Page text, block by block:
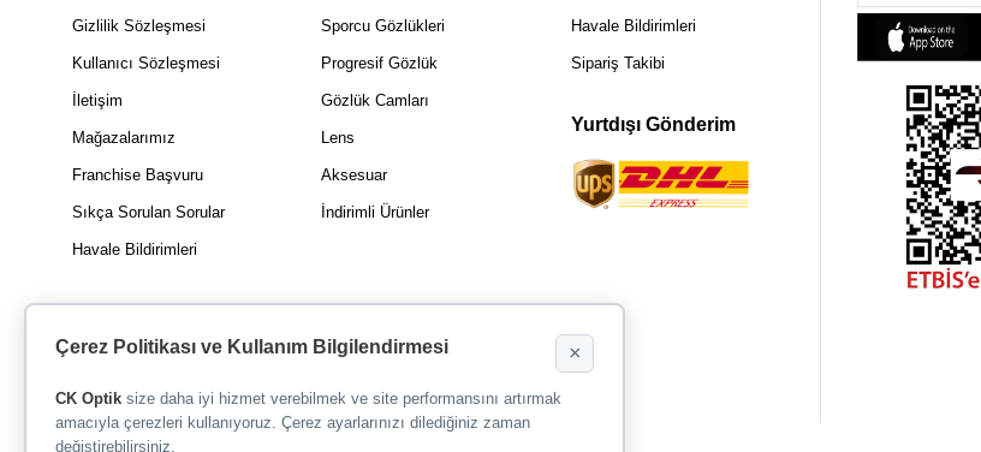
Gizlilik Sözleşmesi
Kullanıcı Sözleşmesi
İletişim
Mağazalarımız
Franchise Başvuru
Sıkça Sorulan Sorular
Havale Bildirimleri
Sporcu Gözlükleri
Progresif Gözlük
Gözlük Camları
Lens
Aksesuar
İndirimli Ürünler
Havale Bildirimleri
Sipariş Takibi
Yurtdışı Gönderim
Çerez Politikası ve Kullanım Bilgilendirmesi ×
CK Optik size daha iyi hizmet verebilmek ve site performansını artırmak
amacıyla çerezleri kullanıyoruz. Çerez ayarlarınızı dilediğiniz zaman
değiştirebilirsiniz.